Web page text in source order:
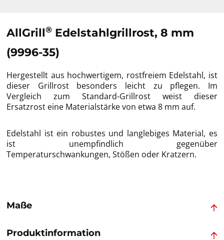
AllGrill® Edelstahlgrillrost, 8 mm
(9996-35)
Hergestellt aus hochwertigem, rostfreiem Edelstahl, ist
dieser Grillrost besonders leicht zu pflegen. Im
Vergleich zum Standard-Grillrost weist dieser
Ersatzrost eine Materialstärke von etwa 8 mm auf.
Edelstahl ist ein robustes und langlebiges Material, es
ist unempfindlich gegenüber
Temperaturschwankungen, Stößen oder Kratzern.
Maße
Produktinformation